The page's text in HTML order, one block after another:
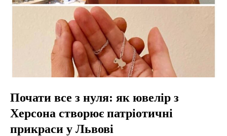
Почати все з нуля: як ювелір з
Херсона створює патріотичні
прикраси у Львові